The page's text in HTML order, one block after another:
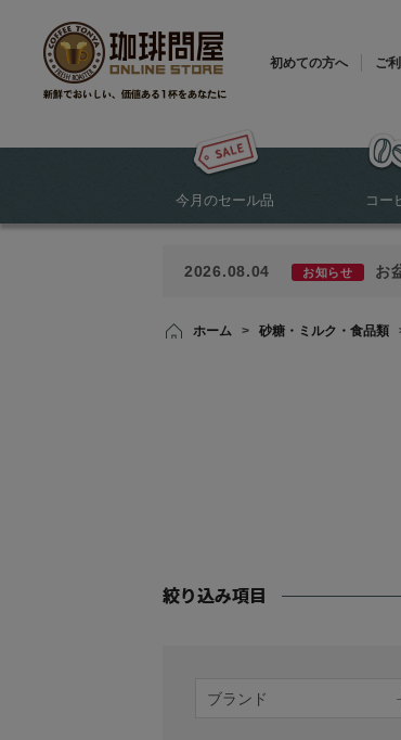
初めての方へ ご
今月のセール品 コー
2026.08.04 お知らせ お
ホーム > 砂糖・ミルク・食品類
ブランド